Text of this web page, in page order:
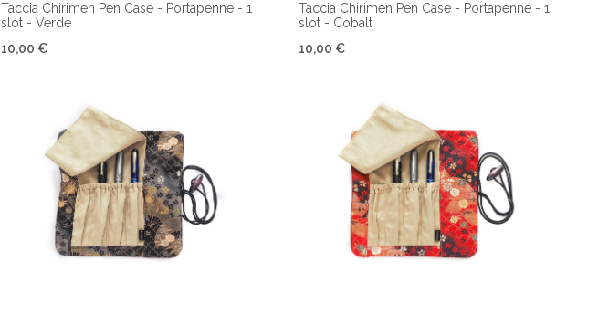
Taccia Chirimen Pen Case - Portapenne - 1
slot - Verde
10,00 €
Taccia Chirimen Pen Case - Portapenne - 1
slot - Cobalt
10,00 €